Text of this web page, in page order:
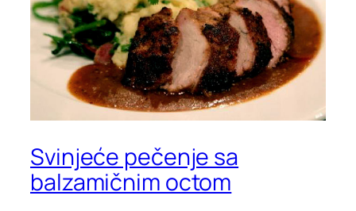
Svinjeće pečenje sa
balzamičnim octom